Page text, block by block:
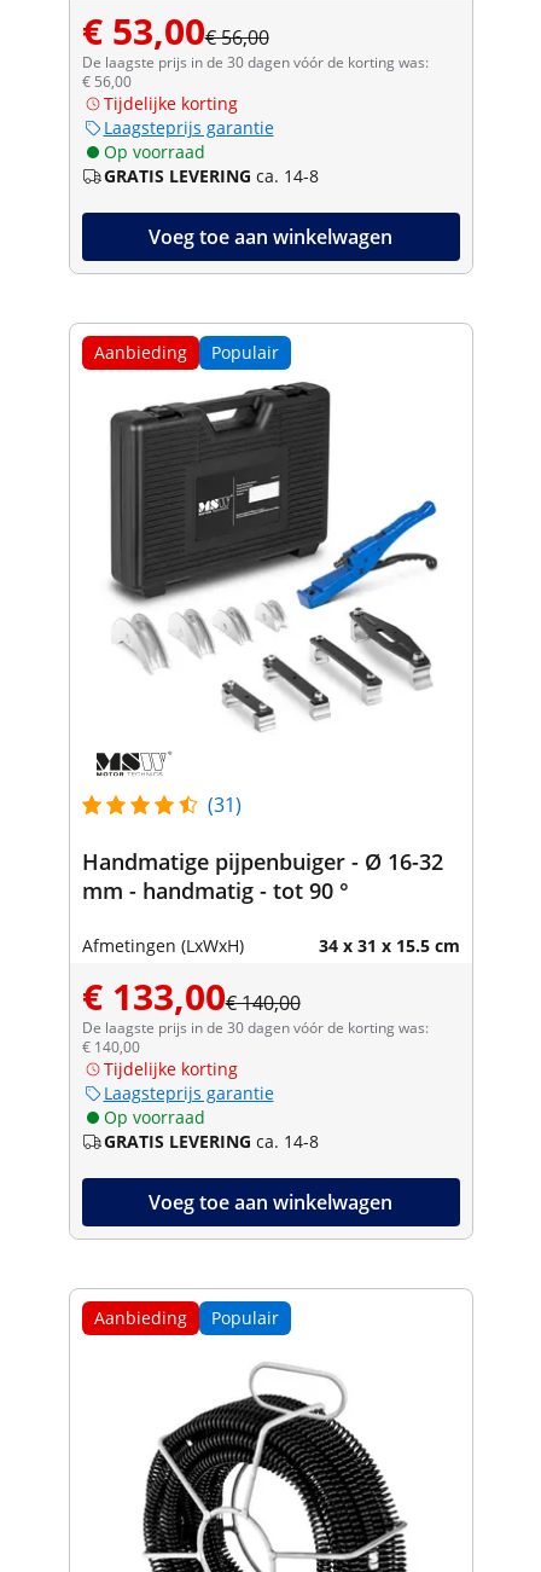
€ 53,00€ 56,00
De laagste prijs in de 30 dagen vóór de korting was:
€ 56,00
Tijdelijke korting
Laagsteprijs garantie
Op voorraad
GRATIS LEVERING ca. 14-8
Voeg toe aan winkelwagen
Aanbieding Populair
(31)
Handmatige pijpenbuiger - Ø 16-32
mm - handmatig - tot 90 °
Afmetingen (LxWxH) 34 x 31 x 15.5 cm
€ 133,00€ 140,00
De laagste prijs in de 30 dagen vóór de korting was:
€ 140,00
Tijdelijke korting
Laagsteprijs garantie
Op voorraad
GRATIS LEVERING ca. 14-8
Voeg toe aan winkelwagen
Aanbieding Populair